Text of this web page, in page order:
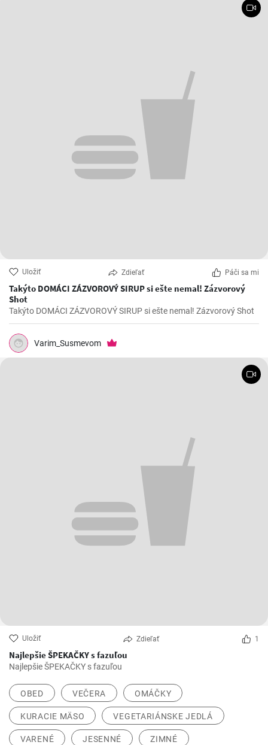
Uložiť Zdieľať Páči sa mi
Takýto DOMÁCI ZÁZVOROVÝ SIRUP si ešte nemal! Zázvorový
Shot
Takýto DOMÁCI ZÁZVOROVÝ SIRUP si ešte nemal! Zázvorový Shot
Varim_Susmevom
Uložiť Zdieľať 1
Najlepšie ŠPEKAČKY s fazuľou
Najlepšie ŠPEKAČKY s fazuľou
OBED VEČERA OMÁČKY
KURACIE MÄSO VEGETARIÁNSKE JEDLÁ
VARENÉ JESENNÉ ZIMNÉ